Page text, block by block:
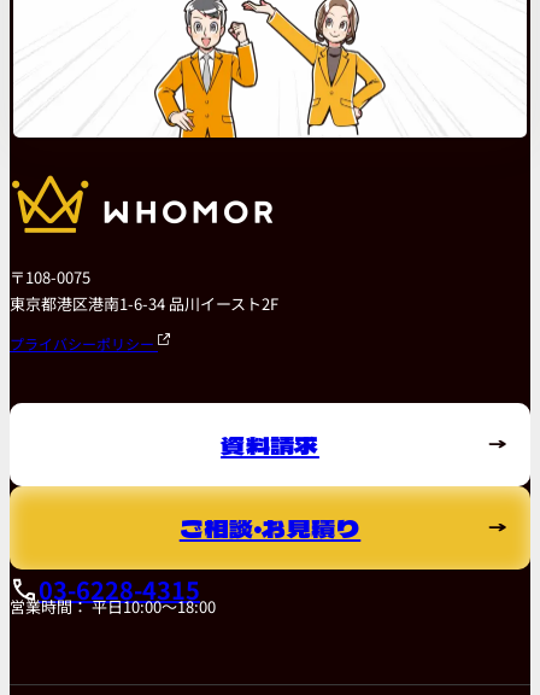
〒108-0075
東京都港区港南1-6-34 品川イースト2F
プライバシーポリシー
資料請求
ご相談・お見積り
03-6228-4315
営業時間： 平日10:00～18:00